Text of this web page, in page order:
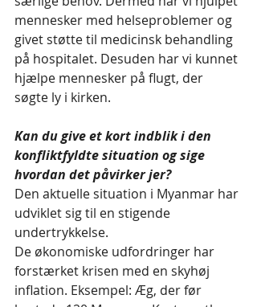
mennesker med helseproblemer og
givet støtte til medicinsk behandling
på hospitalet. Desuden har vi kunnet
hjælpe mennesker på flugt, der
søgte ly i kirken.
Kan du give et kort indblik i den
konfliktfyldte situation og sige
hvordan det påvirker jer?
Den aktuelle situation i Myanmar har
udviklet sig til en stigende
undertrykkelse.
De økonomiske udfordringer har
forstærket krisen med en skyhøj
inflation. Eksempel: Æg, der før